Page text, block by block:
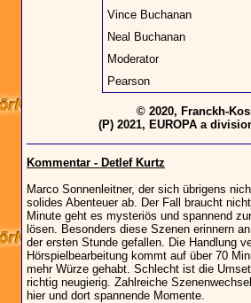
Vince Buchanan
Neal Buchanan
Moderator
Pearson
© 2020, Franckh-
(P) 2021, EUROPA a
Kommentar - Detlef Kurtz
Marco Sonnenleitner, der sich übrigens
solides Abenteuer ab. Der Fall braucht
Minute geht es mysteriös und spannend
lösen. Besonders diese Szenen erinnern
der ersten Stunde gefallen. Die Handlung
Hörspielbearbeitung kommt auf über 70
mehr Würze gehabt. Schlecht ist die
richtig neugierig. Zahlreiche
hier und dort spannende Momente.